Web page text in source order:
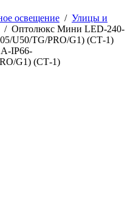
освещение / Улицы и
/ Оптолюкс Мини LED-240-
U50/TG/PRO/G1) (СТ-1)
IP66-
G1) (СТ-1)